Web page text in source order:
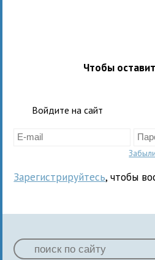
Чтобы
Войдите на сайт
Зарегистрируйтесь, чтобы